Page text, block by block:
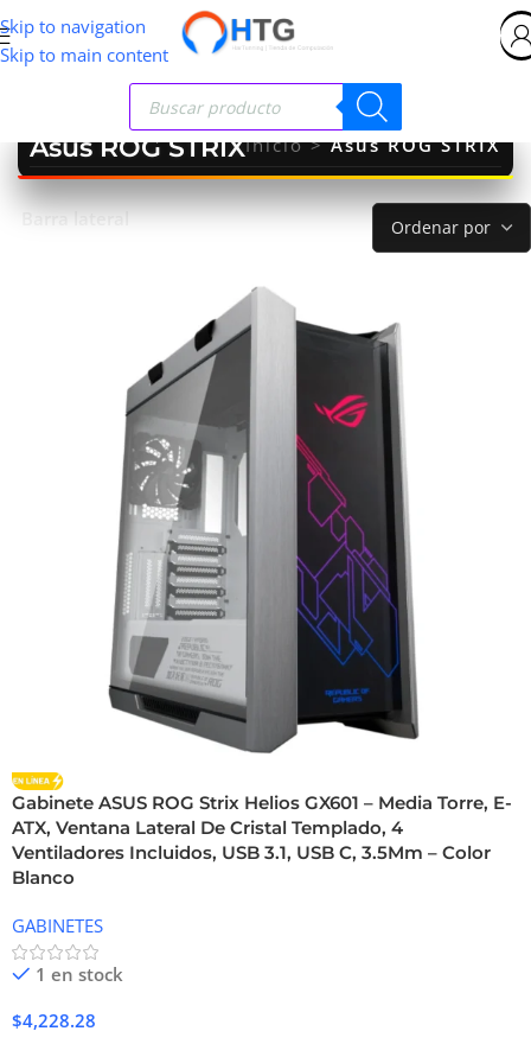
Skip to navigation
Skip to main content
Asus ROG STRIXInicio>Asus ROG STRIX
Barra lateral
Gabinete ASUS ROG Strix Helios GX601 – Media Torre, E-
ATX, Ventana Lateral De Cristal Templado, 4
Ventiladores Incluidos, USB 3.1, USB C, 3.5Mm – Color
Blanco
GABINETES
1 en stock
$4,228.28